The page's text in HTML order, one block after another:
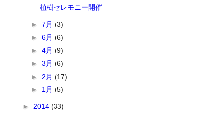
植樹セレモニー開催
►7月(3)
►6月(6)
►4月(9)
►3月(6)
► 2月(17)
► 1月(5)
► 2014(33)